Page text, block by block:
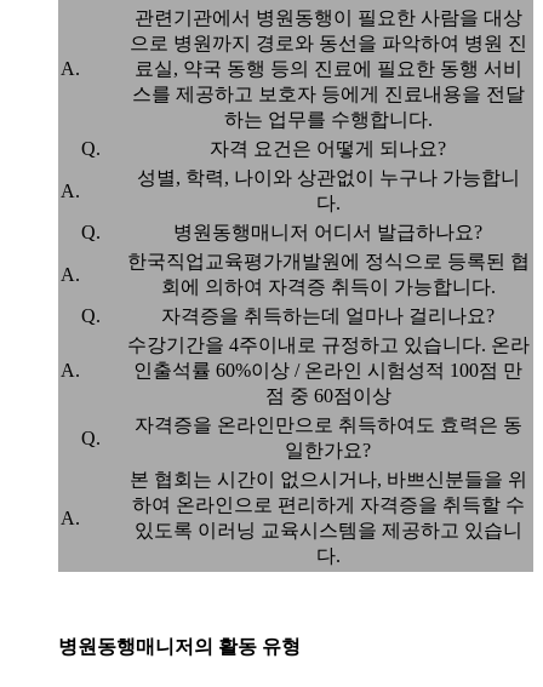
A.
관련기관에서 병원동행이 필요한 사람을 대상
으로 병원까지 경로와 동선을 파악하여 병원 진
료실, 약국 동행 등의 진료에 필요한 동행 서비
스를 제공하고 보호자 등에게 진료내용을 전달
하는 업무를 수행합니다.
Q.
자격 요건은 어떻게 되나요?
A.
성별, 학력, 나이와 상관없이 누구나 가능합니
다.
Q.
병원동행매니저 어디서 발급하나요?
A.
한국직업교육평가개발원에 정식으로 등록된 협
회에 의하여 자격증 취득이 가능합니다.
Q.
자격증을 취득하는데 얼마나 걸리나요?
A.
수강기간을 4주이내로 규정하고 있습니다. 온라
인출석률 60%이상 / 온라인 시험성적 100점 만
점 중 60점이상
Q.
자격증을 온라인만으로 취득하여도 효력은 동
일한가요?
A.
본 협회는 시간이 없으시거나, 바쁘신분들을 위
하여 온라인으로 편리하게 자격증을 취득할 수
있도록 이러닝 교육시스템을 제공하고 있습니
다.
병원동행매니저의 활동 유형